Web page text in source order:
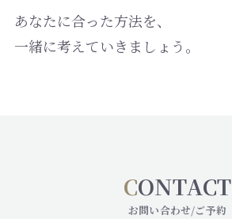
あなたに合った方法を、
一緒に考えていきましょう。
CONTACT
お問い合わせ/ご予約